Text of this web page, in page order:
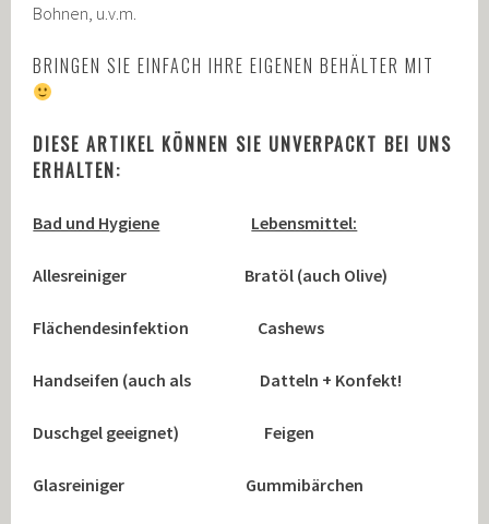
Bohnen, u.v.m.
BRINGEN SIE EINFACH IHRE EIGENEN BEHÄLTER MIT
DIESE ARTIKEL KÖNNEN SIE UNVERPACKT BEI UNS
ERHALTEN:
Bad und Hygiene Lebensmittel:
Allesreiniger Bratöl (auch Olive)
Flächendesinfektion Cashews
Handseifen (auch als Datteln + Konfekt!
Duschgel geeignet) Feigen
Glasreiniger Gummibärchen